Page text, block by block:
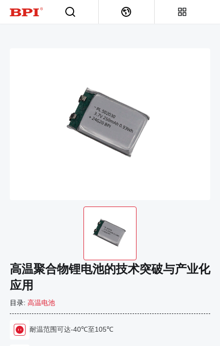
首页>电池产品中心> 高低温/宽温电池>
高温聚合物
锂电池的技术突破与产业化应用
高温聚合物锂电池的技术突破与产业化
应用
目录: 高温电池
耐温范围可达-40℃至105℃